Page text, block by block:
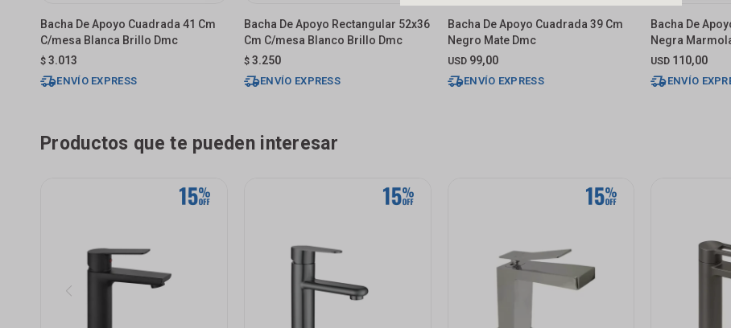
Bacha De Apoyo Cuadrada 41 Cm
C/mesa Blanca Brillo Dmc
$ 3.013
ENVÍO EXPRESS
Bacha De Apoyo Rectangular 52x36
Cm C/mesa Blanco Brillo Dmc
$ 3.250
ENVÍO EXPRESS
Bacha De Apoyo Cuadrada 39 Cm
Negro Mate Dmc
USD 99,00
ENVÍO EXPRESS
Bacha De
Negra
USD 110,00
ENVÍO
Productos que te pueden interesar